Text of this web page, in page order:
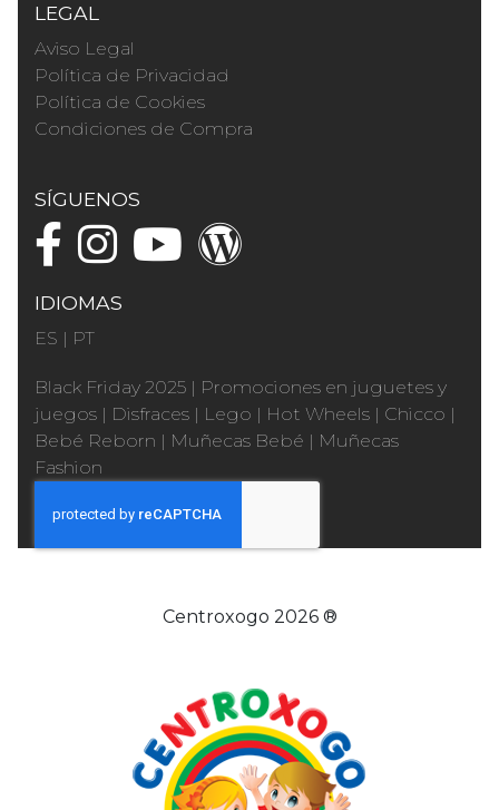
LEGAL
Aviso Legal
Política de Privacidad
Política de Cookies
Condiciones de Compra
SÍGUENOS
IDIOMAS
ES | PT
Black Friday 2025 | Promociones en juguetes y
juegos | Disfraces | Lego | Hot Wheels | Chicco |
Bebé Reborn | Muñecas Bebé | Muñecas
Fashion
Centroxogo 2026 ®